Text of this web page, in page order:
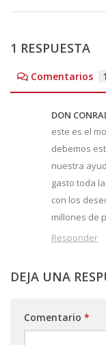
1 RESPUESTA
Comentarios 1
DON
este es el
debemos
nuestra
gasto toda
con los
millones de
Responder
DEJA UNA
Comentario *